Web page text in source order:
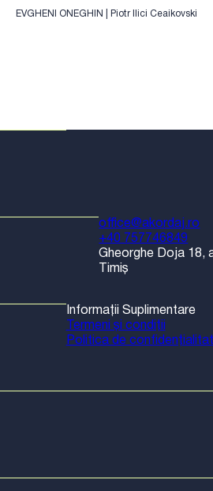
EVGHENI ONEGHIN | Piotr Ilici Ceaikovski
office@akordaj.ro
+40 757746849
Gheorghe Doja 18,
Timiș
Informații Suplimentare
Termeni și condiții
Politica de